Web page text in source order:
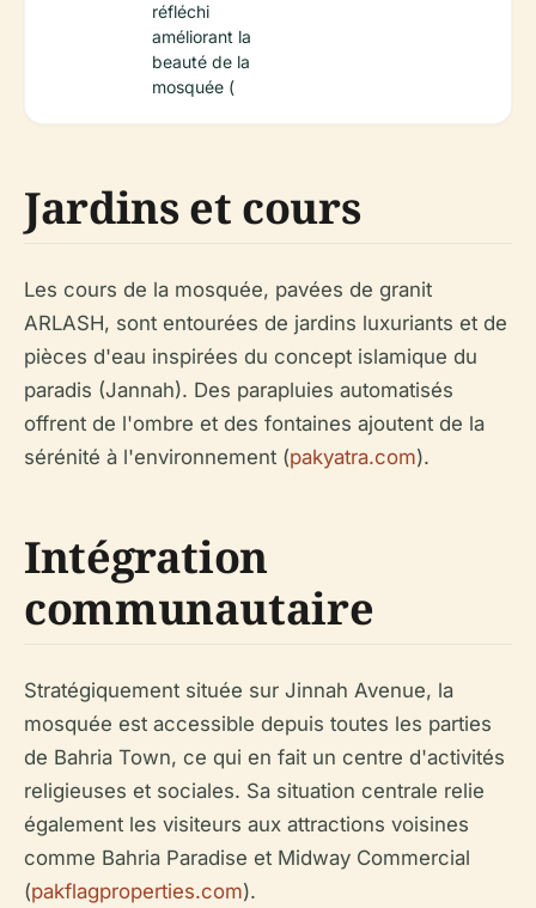
réfléchi
améliorant la
beauté de la
mosquée (
Jardins et cours
Les cours de la mosquée, pavées de granit
ARLASH, sont entourées de jardins luxuriants et de
pièces d'eau inspirées du concept islamique du
paradis (Jannah). Des parapluies automatisés
offrent de l'ombre et des fontaines ajoutent de la
sérénité à l'environnement (pakyatra.com).
Intégration
communautaire
Stratégiquement située sur Jinnah Avenue, la
mosquée est accessible depuis toutes les parties
de Bahria Town, ce qui en fait un centre d'activités
religieuses et sociales. Sa situation centrale relie
également les visiteurs aux attractions voisines
comme Bahria Paradise et Midway Commercial
(pakflagproperties.com).